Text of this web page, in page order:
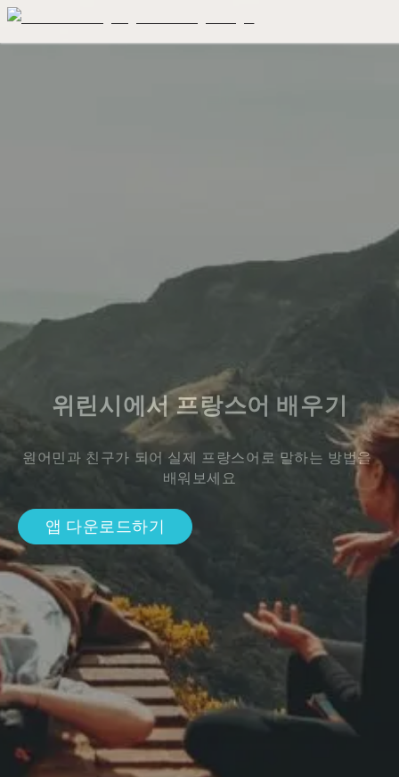
위린시에서 프랑스어 배우기
원어민과 친구가 되어 실제 프랑스어로 말하는 방법을
배워보세요
앱 다운로드하기